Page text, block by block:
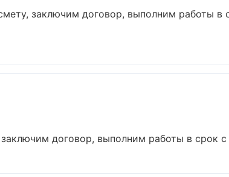
заключим договор, выполним работы в
договор, выполним работы в срок с